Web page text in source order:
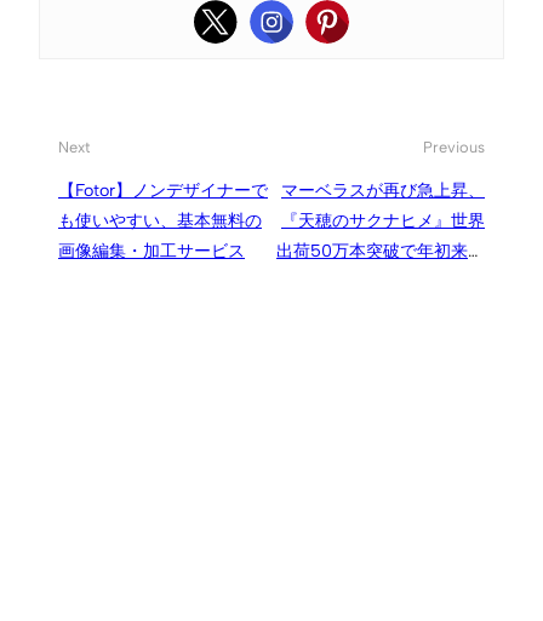
Next
【Fotor】ノンデザイナーで
も使いやすい、基本無料の
画像編集・加工サービス
Previous
マーベラスが再び急上昇、
『天穂のサクナヒメ』世界
出荷50万本突破で年初来高